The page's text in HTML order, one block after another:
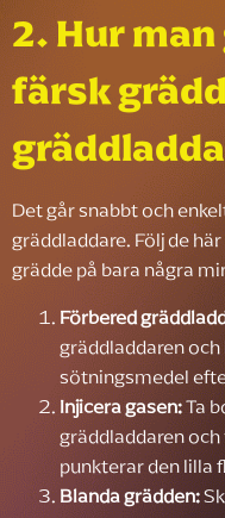
2. Hur
färsk
Det går snabbt och
gräddladdare. Följ de
grädde på bara några
Förbered
gräddladdaren
sötningsmedel
Injicera gasen:Ta
gräddladdaren
punkterar den lilla
Blanda grädden: